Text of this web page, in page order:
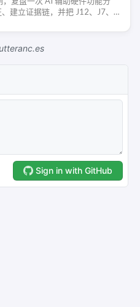
建立证据链，并把 J12、J7、
单。